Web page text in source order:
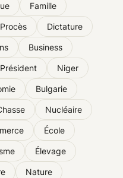
Famille
Procès Dictature
Business
Président Niger
Bulgarie
Nucléaire
École
Élevage
Nature